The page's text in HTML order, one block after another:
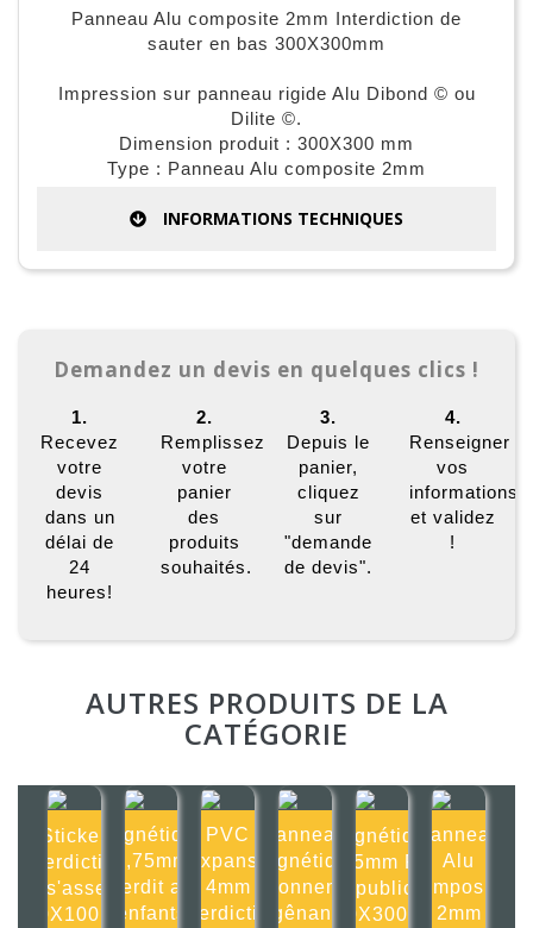
Panneau Alu composite 2mm Interdiction de
sauter en bas 300X300mm
Impression sur panneau rigide Alu Dibond © ou
Dilite ©.
Dimension produit : 300X300 mm
Type : Panneau Alu composite 2mm
INFORMATIONS TECHNIQUES
Demandez un devis en quelques clics !
1.
Recevez
votre
devis
dans un
délai de
24
heures!
2.
Remplissez
votre
panier
des
produits
souhaités.
3.
Depuis le
panier,
cliquez
sur
"demande
de devis".
4.
Renseigner
vos
informations
et validez
!
AUTRES PRODUITS DE LA
CATÉGORIE
Sticker
Interdiction
de s'asseoir
100X100mm
Magnétique
0,75mm
Interdit aux
enfants
PVC
Expansé
4mm
Interdiction
Panneau
magnétique
stationnement
gênant
Magnétique
0,75mm Pas
de publicité
300X300mm
Panneau
Alu
composite
2mm